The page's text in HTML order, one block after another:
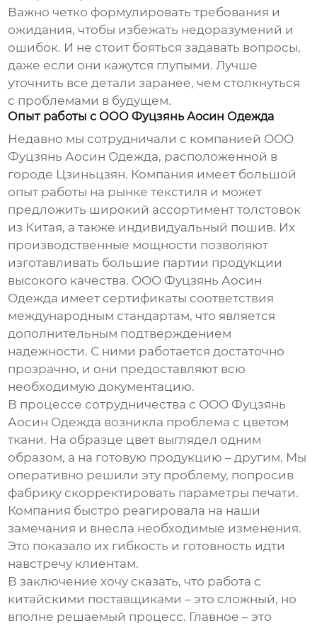
Важно четко формулировать требования и
ожидания, чтобы избежать недоразумений и
ошибок. И не стоит бояться задавать вопросы,
даже если они кажутся глупыми. Лучше
уточнить все детали заранее, чем столкнуться
с проблемами в будущем.
Опыт работы с ООО Фуцзянь Аосин Одежда
Недавно мы сотрудничали с компанией ООО
Фуцзянь Аосин Одежда, расположенной в
городе Цзиньцзян. Компания имеет большой
опыт работы на рынке текстиля и может
предложить широкий ассортименттолстовок
из Китая, а также индивидуальный пошив. Их
производственные мощности позволяют
изготавливать большие партии продукции
высокого качества. ООО Фуцзянь Аосин
Одежда имеет сертификаты соответствия
международным стандартам, что является
дополнительным подтверждением
надежности. С ними работается достаточно
прозрачно, и они предоставляют всю
необходимую документацию.
В процессе сотрудничества с ООО Фуцзянь
Аосин Одежда возникла проблема с цветом
ткани. На образце цвет выглядел одним
образом, а на готовую продукцию – другим. Мы
оперативно решили эту проблему, попросив
фабрику скорректировать параметры печати.
Компания быстро реагировала на наши
замечания и внесла необходимые изменения.
Это показало их гибкость и готовность идти
навстречу клиентам.
В заключение хочу сказать, что работа с
китайскими поставщиками – это сложный, но
вполне решаемый процесс. Главное – это